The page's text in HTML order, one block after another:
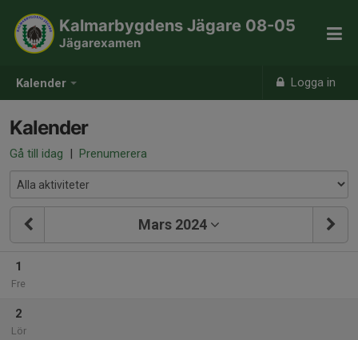
Kalender Logga in
Kalmarbygdens Jägare 08-05
Jägarexamen
Kalender
Gå till idag | Prenumerera
Mars 2024
1
Fre
2
Lör